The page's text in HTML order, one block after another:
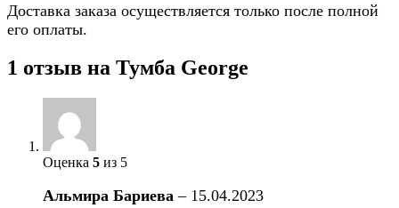
Доставка заказа осуществляется только после полной
его оплаты.
1 отзыв на Тумба George
Оценка 5 из 5
Альмира Бариева– 15.04.2023